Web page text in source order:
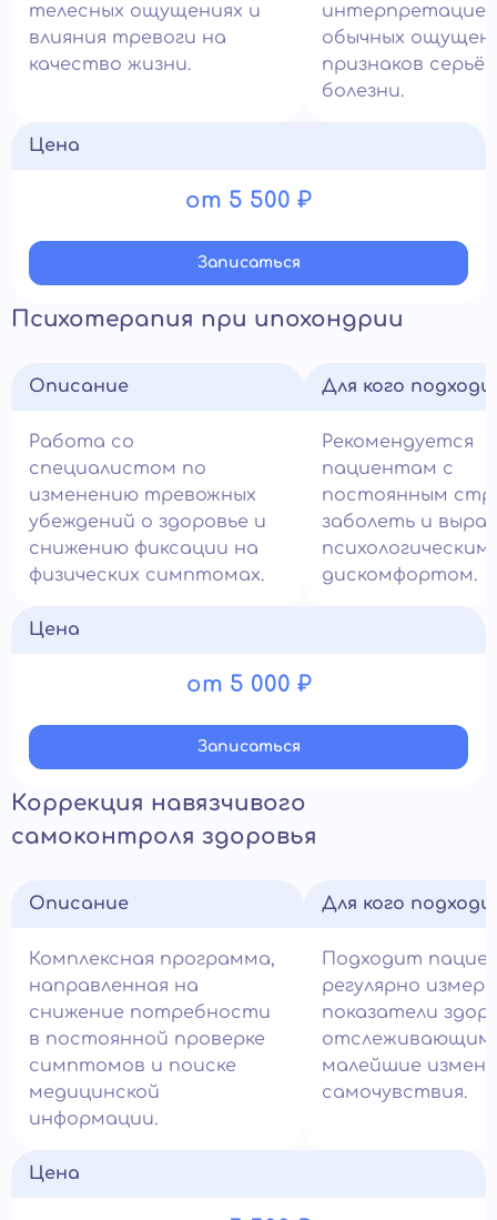
телесных ощущениях и
влияния тревоги на
качество жизни.
интерпретацией
обычных
признаков
болезни.
Цена
от 5 500 ₽
Записатьcя
Психотерапия при ипохондрии
Описание
Работа со
специалистом по
изменению тревожных
убеждений о здоровье и
снижению фиксации на
физических симптомах.
Для кого
Рекомендуется
пациентам с
постоянным
заболеть и
психологическим
дискомфортом.
Цена
от 5 000 ₽
Записатьcя
Коррекция навязчивого
самоконтроля здоровья
Описание
Комплексная программа,
направленная на
снижение потребности
в постоянной проверке
симптомов и поиске
медицинской
информации.
Для кого
Подходит
регулярно
показатели
отслеживающим
малейшие
самочувствия.
Цена